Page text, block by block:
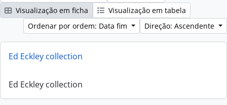
Visualização em ficha
Visualização em tabela
Ordenar por ordem: Data fim
Direção: Ascendente
Ed Eckley collection
Ed Eckley collection